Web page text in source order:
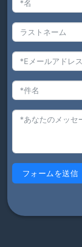
フォームを送信